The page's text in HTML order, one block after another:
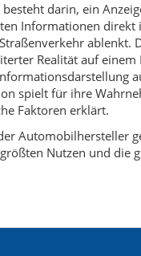
darin, ein
Informationen
ablenkt.
Realität auf einem
spielt für ihre
Faktoren erklärt.
Automobilhersteller
Nutzen und die